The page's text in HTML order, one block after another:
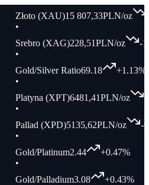
Złoto (XAU)15 807,33PLN/oz -0.13
Srebro (XAG)228,51PLN/oz -1.25%
Gold/Silver Ratio69.18 +1.13%
Platyna (XPT)6481,41PLN/oz -0.60
Pallad (XPD)5135,62PLN/oz -0.56%
Gold/Platinum2.44 +0.47%
Gold/Palladium3.08 +0.43%